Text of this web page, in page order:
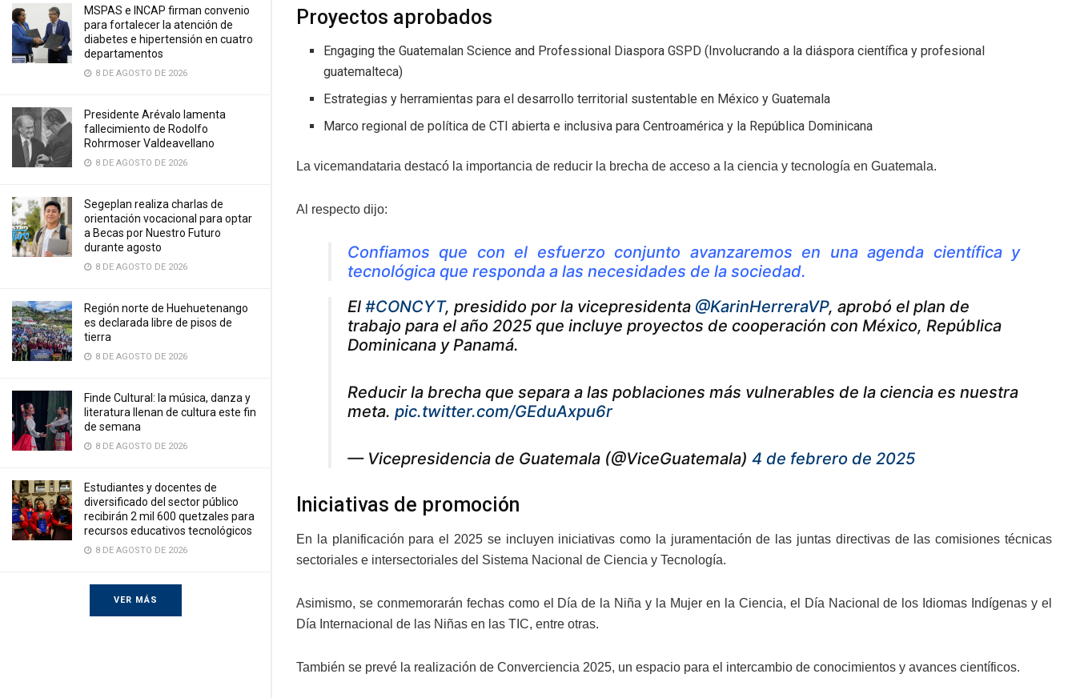
MSPAS e INCAP firman convenio
para fortalecer la atención de
diabetes e hipertensión en cuatro
departamentos
8 DE AGOSTO DE 2026
Presidente Arévalo lamenta
fallecimiento de Rodolfo
Rohrmoser Valdeavellano
8 DE AGOSTO DE 2026
Segeplan realiza charlas de
orientación vocacional para optar
a Becas por Nuestro Futuro
durante agosto
8 DE AGOSTO DE 2026
Región norte de Huehuetenango
es declarada libre de pisos de
tierra
8 DE AGOSTO DE 2026
Finde Cultural: la música, danza y
literatura llenan de cultura este fin
de semana
8 DE AGOSTO DE 2026
Estudiantes y docentes de
diversificado del sector público
recibirán 2 mil 600 quetzales para
recursos educativos tecnológicos
8 DE AGOSTO DE 2026
VER MÁS
Proyectos aprobados
Engaging the Guatemalan Science and Professional Diaspora GSPD (Involucrando a la diáspora científica y profesional
guatemalteca)
Estrategias y herramientas para el desarrollo territorial sustentable en México y Guatemala
Marco regional de política de CTI abierta e inclusiva para Centroamérica y la República Dominicana
La vicemandataria destacó la importancia de reducir la brecha de acceso a la ciencia y tecnología en Guatemala.
Al respecto dijo:
Confiamos que con el esfuerzo conjunto avanzaremos en una agenda científica y
tecnológica que responda a las necesidades de la sociedad.
El #CONCYT, presidido por la vicepresidenta @KarinHerreraVP, aprobó el plan de
trabajo para el año 2025 que incluye proyectos de cooperación con México, República
Dominicana y Panamá.
Reducir la brecha que separa a las poblaciones más vulnerables de la ciencia es nuestra
meta. pic.twitter.com/GEduAxpu6r
— Vicepresidencia de Guatemala (@ViceGuatemala) 4 de febrero de 2025
Iniciativas de promoción
En la planificación para el 2025 se incluyen iniciativas como la juramentación de las juntas directivas de las comisiones técnicas
sectoriales e intersectoriales del Sistema Nacional de Ciencia y Tecnología.
Asimismo, se conmemorarán fechas como el Día de la Niña y la Mujer en la Ciencia, el Día Nacional de los Idiomas Indígenas y el
Día Internacional de las Niñas en las TIC, entre otras.
También se prevé la realización de Converciencia 2025, un espacio para el intercambio de conocimientos y avances científicos.